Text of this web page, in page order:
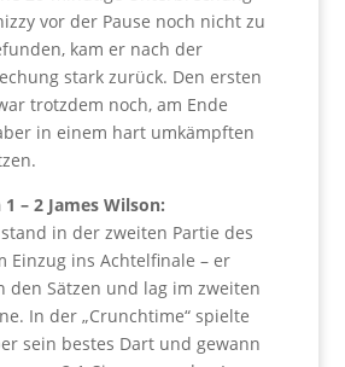
vor der Pause noch nicht zu
kam er nach der
stark zurück. Den ersten
trotzdem noch, am Ende
in einem hart umkämpften
– 2 James Wilson:
in der zweiten Partie des
Einzug ins Achtelfinale – er
den Sätzen und lag im zweiten
In der „Crunchtime“ spielte
sein bestes Dart und gewann